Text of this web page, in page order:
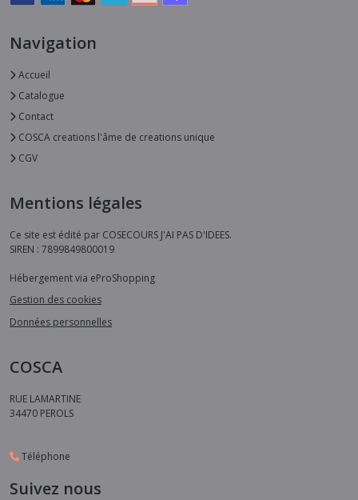
Navigation
Accueil
Catalogue
Contact
COSCA creations l'âme de creations unique
CGV
Mentions légales
Ce site est édité par COSECOURS J'AI PAS D'IDEES.
SIREN : 7899849800019
Hébergement via eProShopping
Gestion des cookies
Données personnelles
COSCA
RUE LAMARTINE
34470 PEROLS
Téléphone
Suivez nous